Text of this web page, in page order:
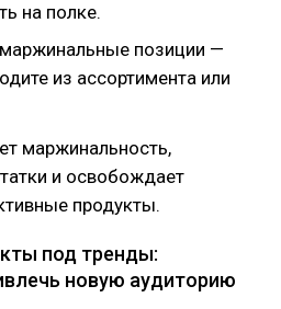
на полке.
позиции —
из ассортимента или
маржинальность,
и освобождает
продукты.
под тренды:
новую аудиторию